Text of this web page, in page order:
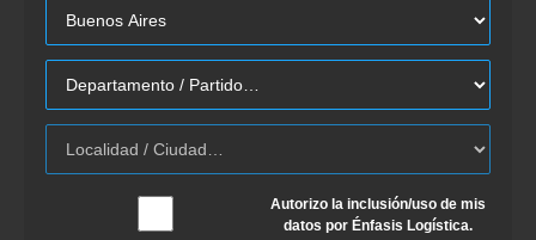
Autorizo la inclusión/uso de mis
datos por Énfasis Logística.